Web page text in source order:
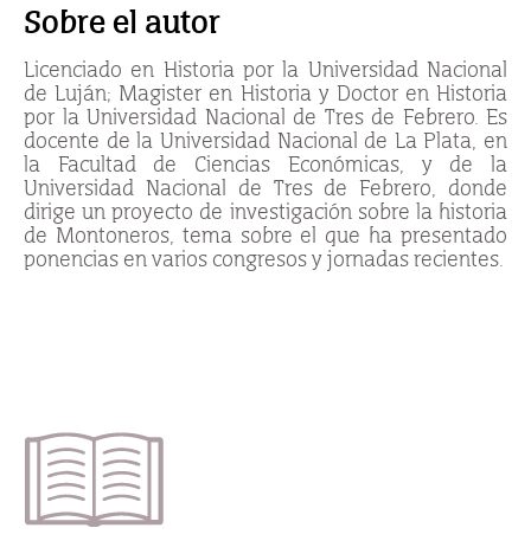
Sobre el autor
Licenciado en Historia por la Universidad Nacional
de Luján; Magister en Historia y Doctor en Historia
por la Universidad Nacional de Tres de Febrero. Es
docente de la Universidad Nacional de La Plata, en
la Facultad de Ciencias Económicas, y de la
Universidad Nacional de Tres de Febrero, donde
dirige un proyecto de investigación sobre la historia
de Montoneros, tema sobre el que ha presentado
ponencias en varios congresos y jornadas recientes.